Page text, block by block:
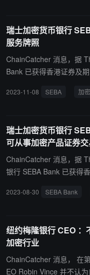
瑞士加密货币银行
服务牌照
ChainCatcher 消息，据
Bank 已获得香港证券及
照允许 SEBA 香港交易和
托账户进行资产管理。 SEBA 亚太区首席执行官 Amy Yu 在声明中表
示：“长期以来，该地区
我们有吸引力，因为为亚
愿望。”
2023-11-08 SEBA 加
瑞士加密货币银行
可从事加密产品证券
ChainCatcher 消息，据
银行 SEBA Bank 已获得
场外衍生品和结构性产品
问题。”
2023-08-30 SEBA Bank
纽约梅隆银行 CEO ：
加密行业
ChainCatcher 消息， 在
EO Robin Vince 并不认